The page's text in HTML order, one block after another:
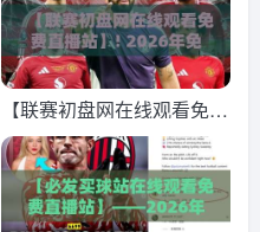
体验，告别卡顿的终极指南
【联赛初盘网在线观看免费
直播站】! 2026年免费看球
全攻略，联赛初盘网在线观
看免费直播站带你飞！